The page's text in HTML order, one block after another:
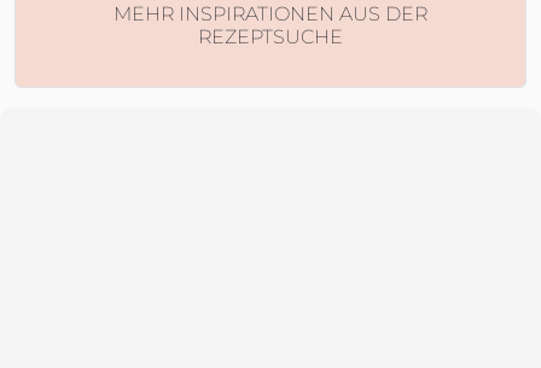
MEHR INSPIRATIONEN AUS DER
REZEPTSUCHE